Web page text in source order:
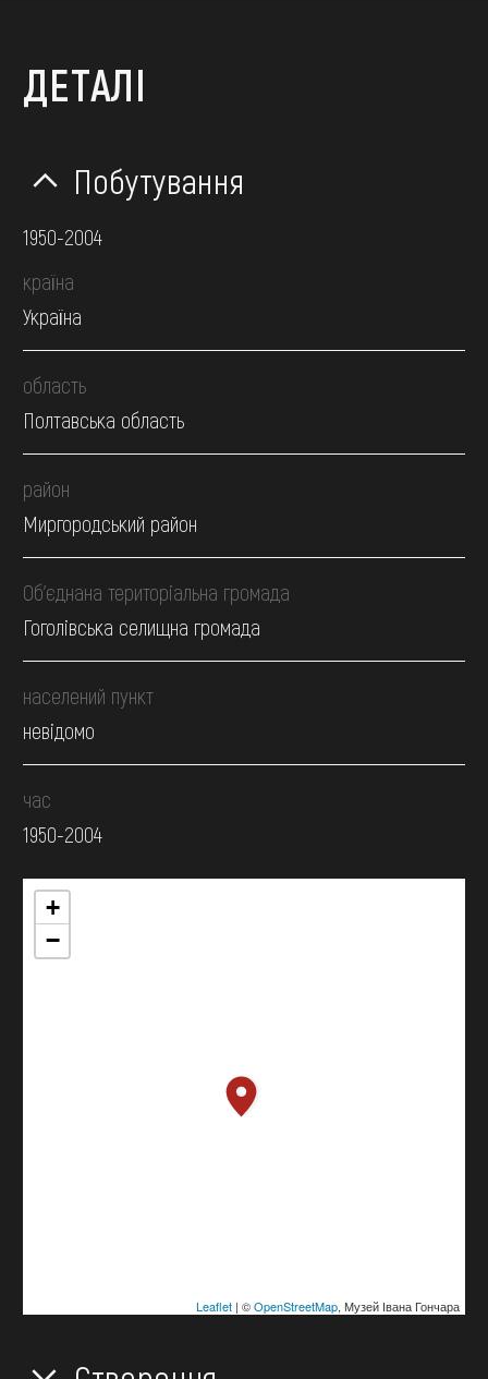
ДЕТАЛІ
Побутування
1950-2004
країна
Україна
область
Полтавська область
район
Миргородський район
Об’єднана територіальна громада
Гоголівська селищна громада
населений пункт
невідомо
час
1950-2004
+
−
Leaflet| ©OpenStreetMap, Музей Івана Гончара